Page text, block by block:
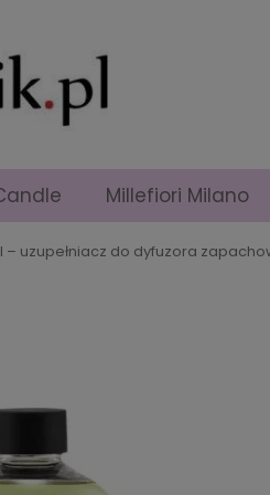
Millefiori Milano
– uzupełniacz do dyfuzora